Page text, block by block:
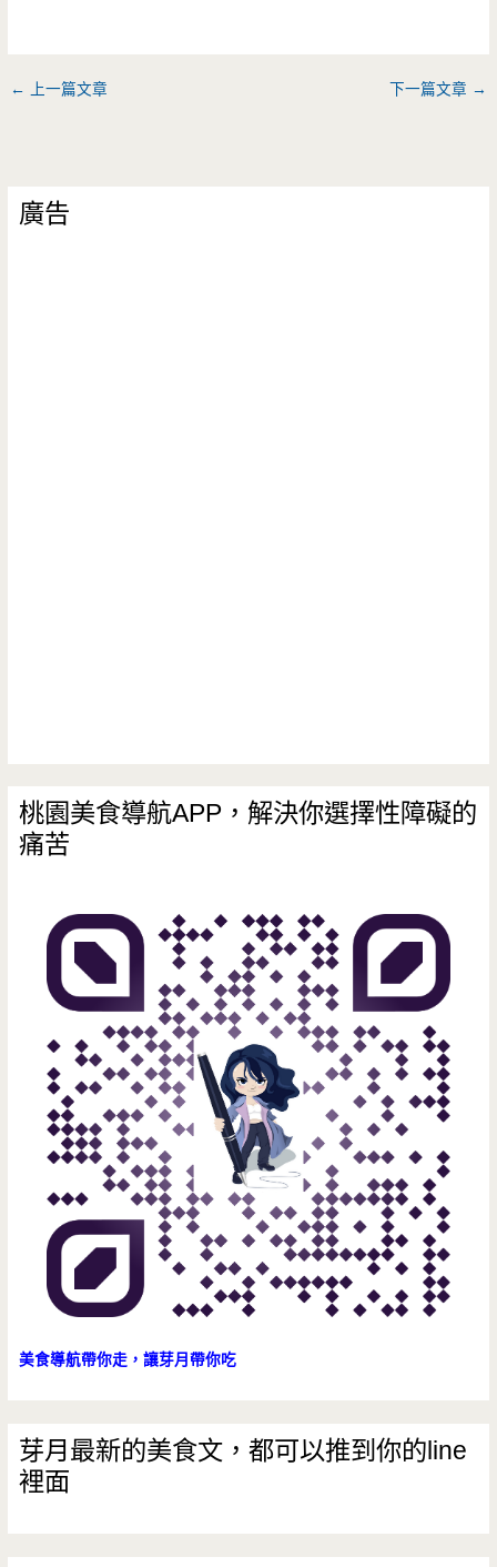
← 上一篇文章 下一篇文章 →
廣告
桃園美食導航APP，解決你選擇性障礙的
痛苦
美食導航帶你走，讓芽月帶你吃
芽月最新的美食文，都可以推到你的line
裡面